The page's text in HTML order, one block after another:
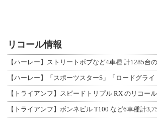
リコール情報
【ハーレー】ストリートボブなど4車種 計1285台
【トライアンフ】スピードトリプル RX のリコー